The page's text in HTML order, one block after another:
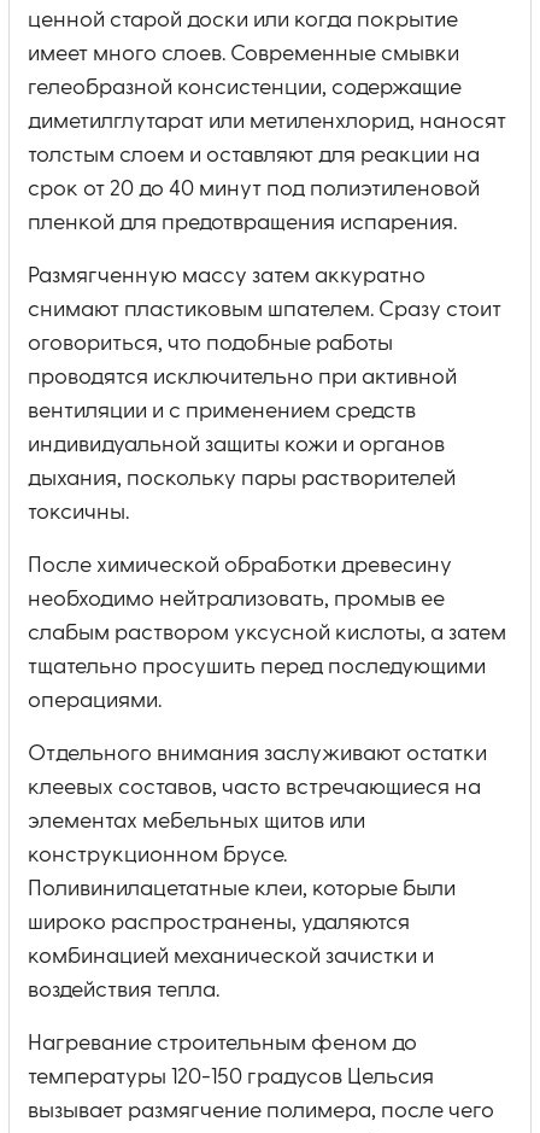
ценной старой доски или когда покрытие
имеет много слоев. Современные смывки
гелеобразной консистенции, содержащие
диметилглутарат или метиленхлорид, наносят
толстым слоем и оставляют для реакции на
срок от 20 до 40 минут под полиэтиленовой
пленкой для предотвращения испарения.
Размягченную массу затем аккуратно
снимают пластиковым шпателем. Сразу стоит
оговориться, что подобные работы
проводятся исключительно при активной
вентиляции и с применением средств
индивидуальной защиты кожи и органов
дыхания, поскольку пары растворителей
токсичны.
После химической обработки древесину
необходимо нейтрализовать, промыв ее
слабым раствором уксусной кислоты, а затем
тщательно просушить перед последующими
операциями.
Отдельного внимания заслуживают остатки
клеевых составов, часто встречающиеся на
элементах мебельных щитов или
конструкционном брусе.
Поливинилацетатные клеи, которые были
широко распространены, удаляются
комбинацией механической зачистки и
воздействия тепла.
Нагревание строительным феном до
температуры 120-150 градусов Цельсия
вызывает размягчение полимера, после чего